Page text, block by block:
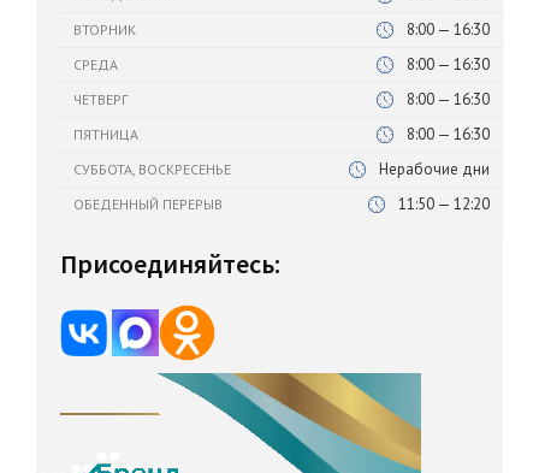
ВТОРНИК 8:00 — 16:30
СРЕДА 8:00 — 16:30
ЧЕТВЕРГ 8:00 — 16:30
ПЯТНИЦА 8:00 — 16:30
СУББОТА, ВОСКРЕСЕНЬЕ Нерабочие дни
ОБЕДЕННЫЙ ПЕРЕРЫВ 11:50 — 12:20
Присоединяйтесь: